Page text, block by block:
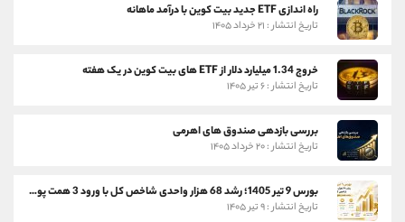
راه اندازی ETF جدید بیت کوین با درآمد ماهانه
تاریخ انتشار : ۲۱ خرداد ۱۴۰۵
خروج 1.34 میلیارد دلار از ETF های بیت کوین در یک هفته
تاریخ انتشار : ۶ تیر ۱۴۰۵
بررسی بازدهی صندوق های اهرمی
تاریخ انتشار : ۲۰ خرداد ۱۴۰۵
بورس 9 تیر 1405؛ رشد 68 هزار واحدی شاخص کل با ورود 3 همت پول حقیقی
تاریخ انتشار : ۹ تیر ۱۴۰۵